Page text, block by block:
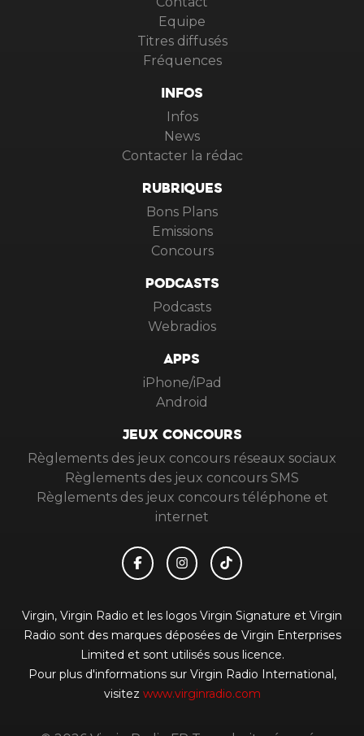
Equipe
Titres diffusés
Fréquences
INFOS
Infos
News
Contacter la rédac
RUBRIQUES
Bons Plans
Emissions
Concours
PODCASTS
Podcasts
Webradios
APPS
iPhone/iPad
Android
JEUX CONCOURS
Règlements des jeux concours réseaux sociaux
Règlements des jeux concours SMS
Règlements des jeux concours téléphone et
internet
Virgin, Virgin Radio et les logos Virgin Signature et Virgin
Radio sont des marques déposées de Virgin Enterprises
Limited et sont utilisés sous licence.
Pour plus d'informations sur Virgin Radio International,
visitez www.virginradio.com